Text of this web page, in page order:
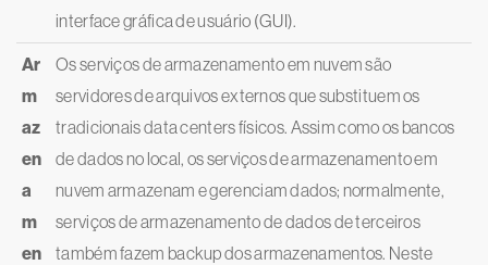
interface gráfica de usuário (GUI).
Ar
m
az
en
a
m
en
Os serviços de armazenamento em nuvem são
servidores de arquivos externos que substituem os
tradicionais data centers físicos. Assim como os bancos
de dados no local, os serviços de armazenamento em
nuvem armazenam e gerenciam dados; normalmente,
serviços de armazenamento de dados de terceiros
também fazem backup dos armazenamentos. Neste